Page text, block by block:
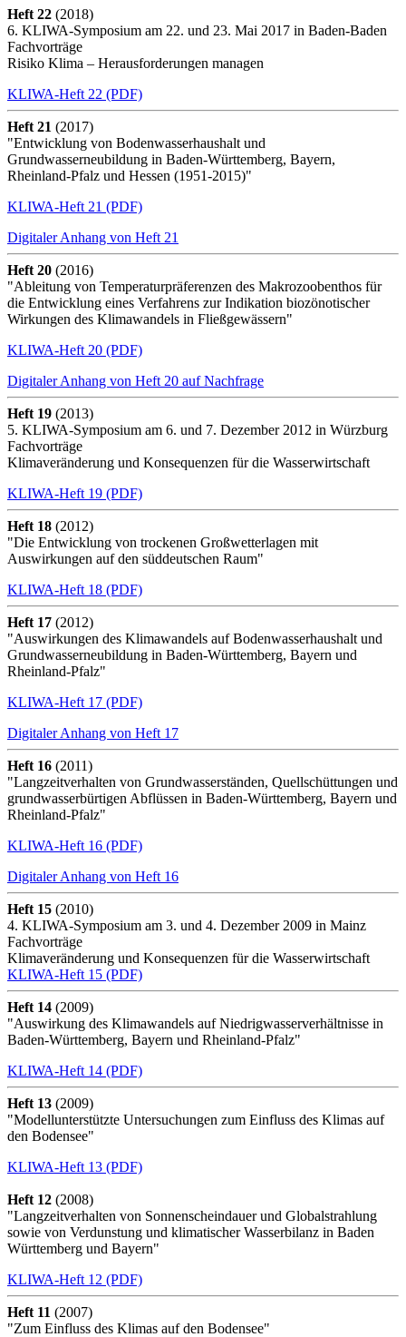
Heft 22 (2018)
6. KLIWA-Symposium am 22. und 23. Mai 2017 in Baden-Baden
Fachvorträge
Risiko Klima – Herausforderungen managen
KLIWA-Heft 22 (PDF)
Heft 21 (2017)
"Entwicklung von Bodenwasserhaushalt und
Grundwasserneubildung in Baden-Württemberg, Bayern,
Rheinland-Pfalz und Hessen (1951-2015)"
KLIWA-Heft 21 (PDF)
Digitaler Anhang von Heft 21
Heft 20 (2016)
"Ableitung von Temperaturpräferenzen des Makrozoobenthos für
die Entwicklung eines Verfahrens zur Indikation biozönotischer
Wirkungen des Klimawandels in Fließgewässern"
KLIWA-Heft 20 (PDF)
Digitaler Anhang von Heft 20 auf Nachfrage
Heft 19 (2013)
5. KLIWA-Symposium am 6. und 7. Dezember 2012 in Würzburg
Fachvorträge
Klimaveränderung und Konsequenzen für die Wasserwirtschaft
KLIWA-Heft 19 (PDF)
Heft 18 (2012)
"Die Entwicklung von trockenen Großwetterlagen mit
Auswirkungen auf den süddeutschen Raum"
KLIWA-Heft 18 (PDF)
Heft 17 (2012)
"Auswirkungen des Klimawandels auf Bodenwasserhaushalt und
Grundwasserneubildung in Baden-Württemberg, Bayern und
Rheinland-Pfalz"
KLIWA-Heft 17 (PDF)
Digitaler Anhang von Heft 17
Heft 16 (2011)
"Langzeitverhalten von Grundwasserständen, Quellschüttungen und
grundwasserbürtigen Abflüssen in Baden-Württemberg, Bayern und
Rheinland-Pfalz"
KLIWA-Heft 16 (PDF)
Digitaler Anhang von Heft 16
Heft 15 (2010)
4. KLIWA-Symposium am 3. und 4. Dezember 2009 in Mainz
Fachvorträge
Klimaveränderung und Konsequenzen für die Wasserwirtschaft
KLIWA-Heft 15 (PDF)
Heft 14 (2009)
"Auswirkung des Klimawandels auf Niedrigwasserverhältnisse in
Baden-Württemberg, Bayern und Rheinland-Pfalz"
KLIWA-Heft 14 (PDF)
Heft 13 (2009)
"Modellunterstützte Untersuchungen zum Einfluss des Klimas auf
den Bodensee"
KLIWA-Heft 13 (PDF)
Heft 12 (2008)
"Langzeitverhalten von Sonnenscheindauer und Globalstrahlung
sowie von Verdunstung und klimatischer Wasserbilanz in Baden
Württemberg und Bayern"
KLIWA-Heft 12 (PDF)
Heft 11 (2007)
"Zum Einfluss des Klimas auf den Bodensee"